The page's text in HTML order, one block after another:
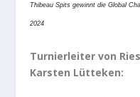
Thibeau Spits gewinnt die Global
2024
Turnierleiter von
Karsten Lütteken: